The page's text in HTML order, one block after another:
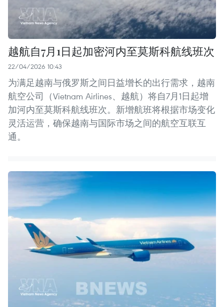
越航自7月1日起加密河内至莫斯科航线班次
22/04/2026 10:43
为满足越南与俄罗斯之间日益增长的出行需求，越南
航空公司（Vietnam Airlines、越航）将自7月1日起增
加河内至莫斯科航线班次。新增航班将根据市场变化
灵活运营，确保越南与国际市场之间的航空互联互
通。